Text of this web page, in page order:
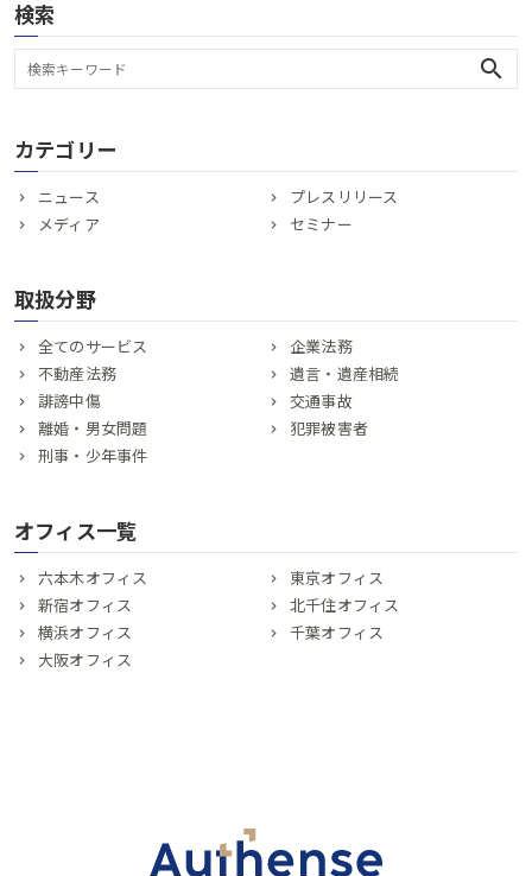
検索
search
カテゴリー
ニュース
プレスリリース
メディア
セミナー
取扱分野
全てのサービス
企業法務
不動産法務
遺言・遺産相続
誹謗中傷
交通事故
離婚・男女問題
犯罪被害者
刑事・少年事件
オフィス一覧
六本木オフィス
東京オフィス
新宿オフィス
北千住オフィス
横浜オフィス
千葉オフィス
大阪オフィス